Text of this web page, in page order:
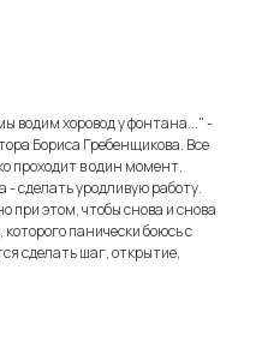
водим хоровод у фонтана..." -
Бориса Гребенщикова. Все
проходит в один момент.
сделать уродливую работу.
при этом, чтобы снова и снова
панически боюсь с
сделать шаг, открытие,